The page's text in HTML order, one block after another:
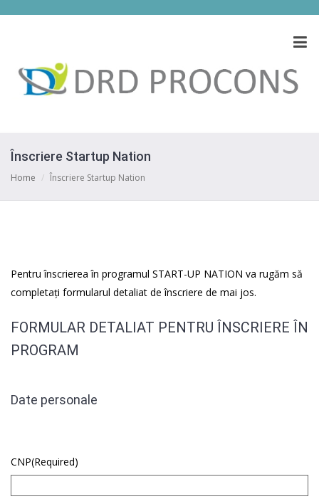
Înscriere Startup Nation
Home / Înscriere Startup Nation
Pentru înscrierea în programul START-UP NATION va rugăm să
completați formularul detaliat de înscriere de mai jos.
FORMULAR DETALIAT PENTRU ÎNSCRIERE ÎN
PROGRAM
Date personale
CNP(Required)